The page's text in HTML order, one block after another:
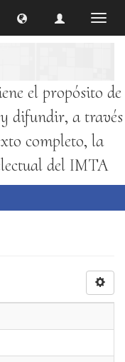
el propósito de
difundir, a través
completo, la
del IMTA